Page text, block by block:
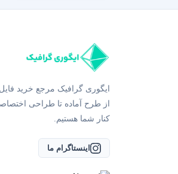
ایگوری گرافیک مرجع خرید
از طرح آماده تا طراحی
کنار شما هستیم.
اینستاگرام ما